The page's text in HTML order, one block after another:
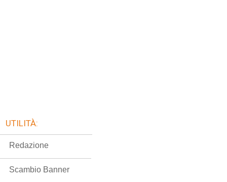
UTILITÀ:
Redazione
Scambio Banner